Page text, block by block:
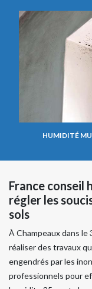
HUMIDITÉ
France conseil
régler les
sols
À Champeaux dans
réaliser des travaux
engendrés par les
professionnels pour